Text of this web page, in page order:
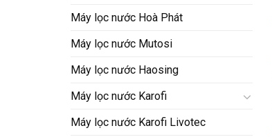
Máy lọc nước Hoà Phát
Máy lọc nước Mutosi
Máy lọc nước Haosing
Máy lọc nước Karofi
Máy lọc nước Karofi Livotec